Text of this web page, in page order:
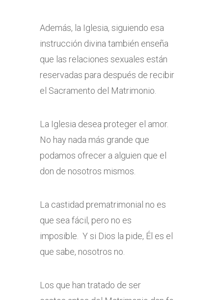
Además, la Iglesia, siguiendo esa
instrucción divina también enseña
que las relaciones sexuales están
reservadas para después de recibir
el Sacramento del Matrimonio.
La Iglesia desea proteger el amor.
No hay nada más grande que
podamos ofrecer a alguien que el
don de nosotros mismos.
La castidad prematrimonial no es
que sea fácil, pero no es
imposible. Y si Dios la pide, Él es el
que sabe, nosotros no.
Los que han tratado de ser